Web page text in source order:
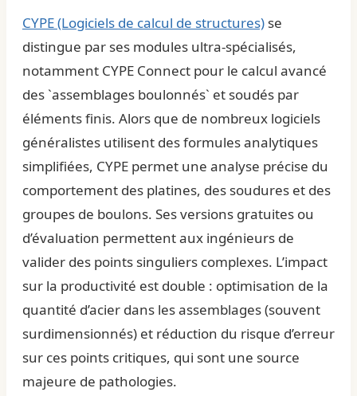
CYPE (Logiciels de calcul de structures) se
distingue par ses modules ultra-spécialisés,
notamment CYPE Connect pour le calcul avancé
des `assemblages boulonnés` et soudés par
éléments finis. Alors que de nombreux logiciels
généralistes utilisent des formules analytiques
simplifiées, CYPE permet une analyse précise du
comportement des platines, des soudures et des
groupes de boulons. Ses versions gratuites ou
d’évaluation permettent aux ingénieurs de
valider des points singuliers complexes. L’impact
sur la productivité est double : optimisation de la
quantité d’acier dans les assemblages (souvent
surdimensionnés) et réduction du risque d’erreur
sur ces points critiques, qui sont une source
majeure de pathologies.